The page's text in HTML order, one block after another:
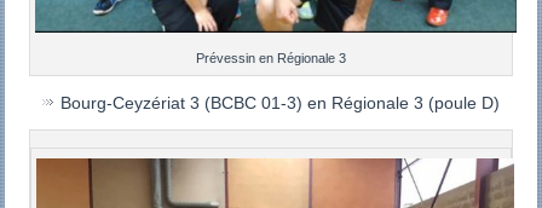
Prévessin en Régionale 3
Bourg-Ceyzériat 3 (BCBC 01-3) en Régionale 3 (poule D)